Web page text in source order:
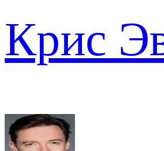
Крис